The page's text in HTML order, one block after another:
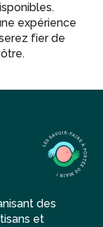
expérience
fier de
des
et